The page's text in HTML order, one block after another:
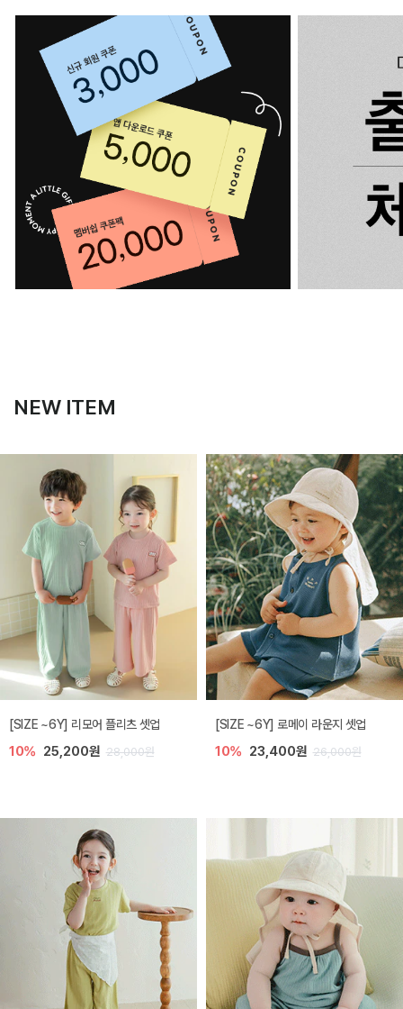
NEW ITEM
[SIZE ~6Y] 리모어 플리츠 셋업
10% 25,200원 28,000원
[SIZE ~6Y] 로메이 라운지 셋업
10% 23,400원 26,000원